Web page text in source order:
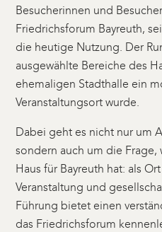
Besucherinnen und
Friedrichsforum Bayreuth,
die heutige Nutzung. Der
ausgewählte Bereiche des
ehemaligen Stadthalle ein
Veranstaltungsort wurde.
Dabei geht es nicht nur um
sondern auch um die Frage,
Haus für Bayreuth hat: als
Veranstaltung und
Führung bietet einen
das Friedrichsforum